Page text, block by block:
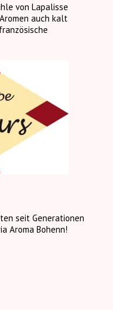
von Lapalisse
auch kalt
seit Generationen
Aroma Bohenn!